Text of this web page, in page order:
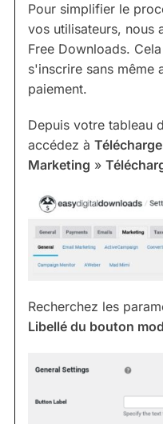
Pour simplifier le
vos utilisateurs, nous
Free Downloads.
s'inscrire sans même
paiement.
Depuis votre tableau
accédez à
Marketing »
Recherchez les
Libellé du bouton